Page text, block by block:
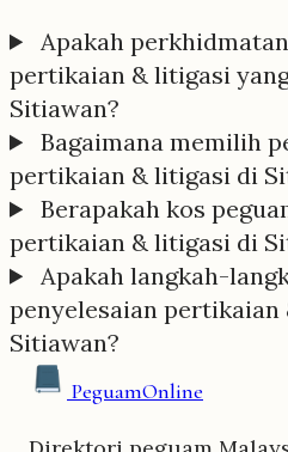
Apakah
pertikaian & litigasi
Sitiawan?
Bagaimana memilih
pertikaian & litigasi di
Berapakah kos
pertikaian & litigasi di
Apakah langkah-
penyelesaian pertikaian
Sitiawan?
PeguamOnline